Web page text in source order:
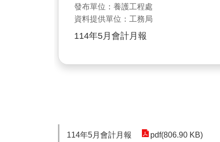
發布單位：養護工程處
資料提供單位：工務局
114年5月會計月報
114年5月會計月報 pdf(806.90 KB)